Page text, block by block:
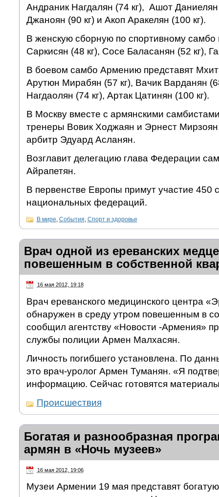
Андраник Нагдалян (74 кг), Ашот Даниелян
Джаноян (90 кг) и Акоп Аракелян (100 кг).
В женскую сборную по спортивному
Саркисян (48 кг), Сосе Баласанян (52 кг),
В боевом самбо Армению представят
Арутюн Мирабян (57 кг), Вачик Варданян
Нагдаолян (74 кг), Артак Цатинян (100 кг).
В Москву вместе с армянскими
тренеры Вовик Ходжаян и Эрнест
арбитр Эдуард Асланян.
Возглавит делегацию глава Федерации
Айрапетян.
В первенстве Европы примут участие 450
национальных федераций.
В мире, События, Спорт и здоровье
Врач одной из ереванских
повешенным в собственной
16 мая 2012, 19:18
Врач ереванского медицинского центра
обнаружен в среду утром повешенным в
сообщил агентству «Новости -Армения»
службы полиции Армен Малхасян.
Личность погибшего установлена. По
это врач-уролог Армен Туманян. «Я
информацию. Сейчас готовятся
Происшествия
Богатая и разнообразная
армян в «Ночь музеев»
16 мая 2012, 19:06
Музеи Армении 19 мая представят